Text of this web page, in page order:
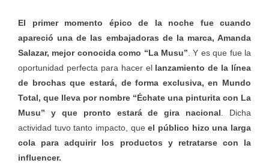
El primer momento épico de la noche fue cuando
apareció una de las embajadoras de la marca, Amanda
Salazar, mejor conocida como “La Musu” . Y es que fue la
oportunidad perfecta para hacer el lanzamiento de la línea
de brochas que estará, de forma exclusiva, en Mundo
Total, que lleva por nombre “Échate una pinturita con La
Musu” y que pronto estará de gira nacional . Dicha
actividad tuvo tanto impacto, queel público hizo una larga
cola para adquirir los productos y retratarse con la
influencer.